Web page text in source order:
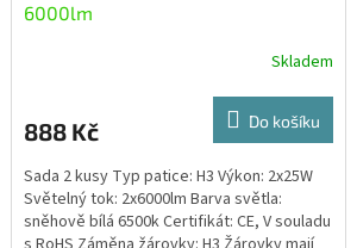
6000lm
Skladem
888 Kč Do košíku
Sada 2 kusy Typ patice: H3 Výkon: 2x25W
Světelný tok: 2x6000lm Barva světla:
sněhově bílá 6500k Certifikát: CE, V souladu